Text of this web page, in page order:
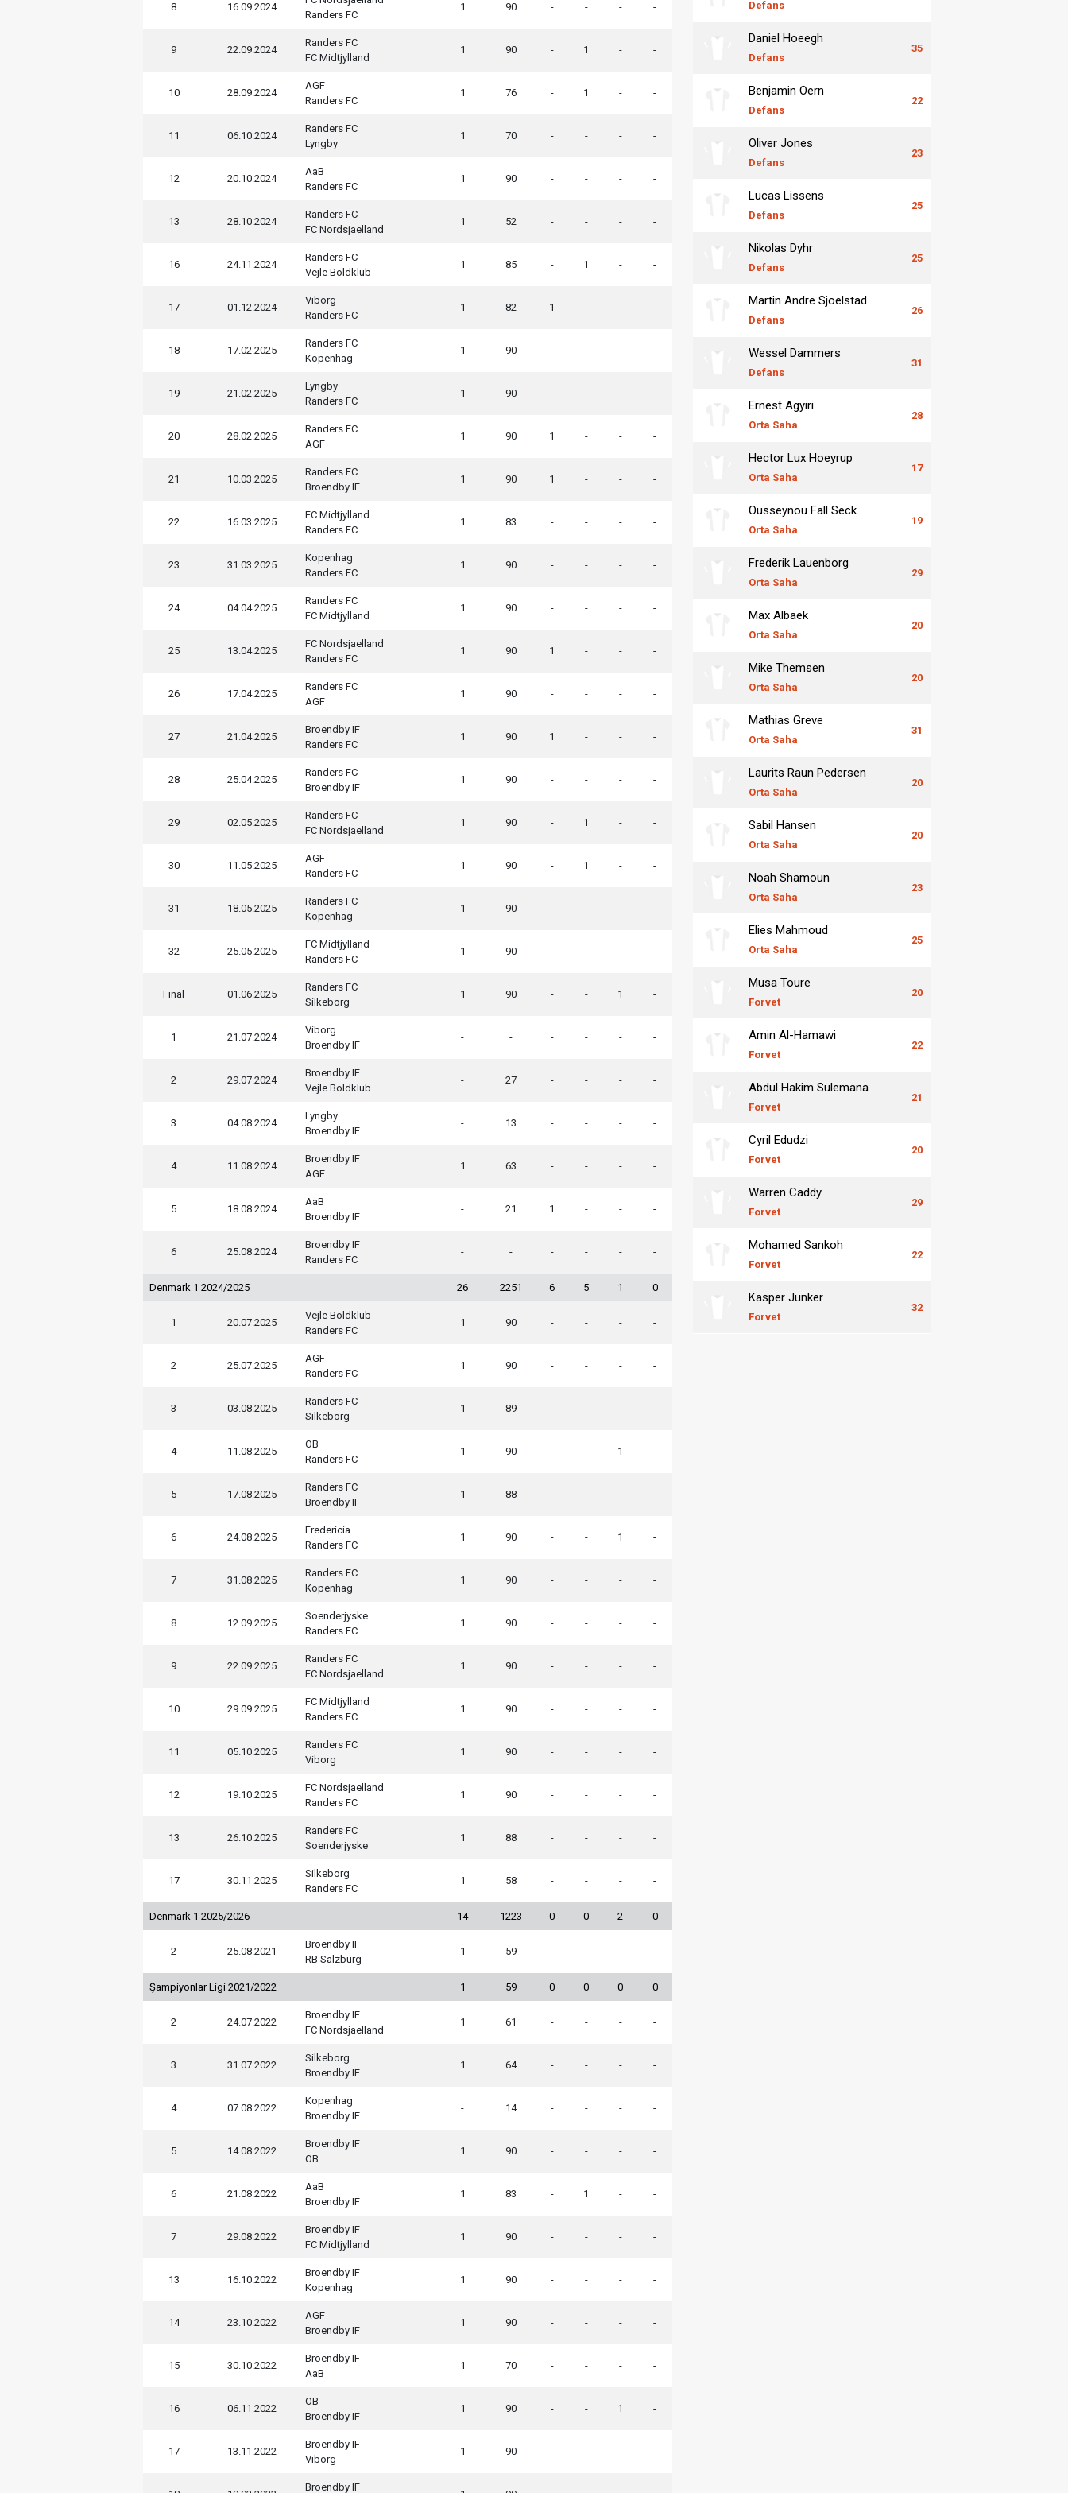
8 16.09.2024
Randers FC
1 90 - - - -
9 22.09.2024
Randers FC
FC Midtjylland
1 90 - 1 - -
10 28.09.2024
AGF
Randers FC
1 76 - 1 - -
11 06.10.2024
Randers FC
Lyngby
1 70 - - - -
12 20.10.2024
AaB
Randers FC
1 90 - - - -
13 28.10.2024
Randers FC
FC Nordsjaelland
1 52 - - - -
16 24.11.2024
Randers FC
Vejle Boldklub
1 85 - 1 - -
17 01.12.2024
Viborg
Randers FC
1 82 1 - - -
18 17.02.2025
Randers FC
Kopenhag
1 90 - - - -
19 21.02.2025
Lyngby
Randers FC
1 90 - - - -
20 28.02.2025
Randers FC
AGF
1 90 1 - - -
21 10.03.2025
Randers FC
Broendby IF
1 90 1 - - -
22 16.03.2025
FC Midtjylland
Randers FC
1 83 - - - -
23 31.03.2025
Kopenhag
Randers FC
1 90 - - - -
24 04.04.2025
Randers FC
FC Midtjylland
1 90 - - - -
25 13.04.2025
FC Nordsjaelland
Randers FC
1 90 1 - - -
26 17.04.2025
Randers FC
AGF
1 90 - - - -
27 21.04.2025
Broendby IF
Randers FC
1 90 1 - - -
28 25.04.2025
Randers FC
Broendby IF
1 90 - - - -
29 02.05.2025
Randers FC
FC Nordsjaelland
1 90 - 1 - -
30 11.05.2025
AGF
Randers FC
1 90 - 1 - -
31 18.05.2025
Randers FC
Kopenhag
1 90 - - - -
32 25.05.2025
FC Midtjylland
Randers FC
1 90 - - - -
Final 01.06.2025
Randers FC
Silkeborg
1 90 - - 1 -
1 21.07.2024
Viborg
Broendby IF
- - - - - -
2 29.07.2024
Broendby IF
Vejle Boldklub
- 27 - - - -
3 04.08.2024
Lyngby
Broendby IF
- 13 - - - -
4 11.08.2024
Broendby IF
AGF
1 63 - - - -
5 18.08.2024
AaB
Broendby IF
- 21 1 - - -
6 25.08.2024
Broendby IF
Randers FC
- - - - - -
Denmark 1 2024/2025 26 2251 6 5 1 0
1 20.07.2025
Vejle Boldklub
Randers FC
1 90 - - - -
2 25.07.2025
AGF
Randers FC
1 90 - - - -
3 03.08.2025
Randers FC
Silkeborg
1 89 - - - -
4 11.08.2025
OB
Randers FC
1 90 - - 1 -
5 17.08.2025
Randers FC
Broendby IF
1 88 - - - -
6 24.08.2025
Fredericia
Randers FC
1 90 - - 1 -
7 31.08.2025
Randers FC
Kopenhag
1 90 - - - -
8 12.09.2025
Soenderjyske
Randers FC
1 90 - - - -
9 22.09.2025
Randers FC
FC Nordsjaelland
1 90 - - - -
10 29.09.2025
FC Midtjylland
Randers FC
1 90 - - - -
11 05.10.2025
Randers FC
Viborg
1 90 - - - -
12 19.10.2025
FC Nordsjaelland
Randers FC
1 90 - - - -
13 26.10.2025
Randers FC
Soenderjyske
1 88 - - - -
17 30.11.2025
Silkeborg
Randers FC
1 58 - - - -
Denmark 1 2025/2026 14 1223 0 0 2 0
2 25.08.2021
Broendby IF
RB Salzburg
1 59 - - - -
Şampiyonlar Ligi 2021/2022 1 59 0 0 0 0
2 24.07.2022
Broendby IF
FC Nordsjaelland
1 61 - - - -
3 31.07.2022
Silkeborg
Broendby IF
1 64 - - - -
4 07.08.2022
Kopenhag
Broendby IF
- 14 - - - -
5 14.08.2022
Broendby IF
OB
1 90 - - - -
6 21.08.2022
AaB
Broendby IF
1 83 - 1 - -
7 29.08.2022
Broendby IF
FC Midtjylland
1 90 - - - -
13 16.10.2022
Broendby IF
Kopenhag
1 90 - - - -
14 23.10.2022
AGF
Broendby IF
1 90 - - - -
15 30.10.2022
Broendby IF
AaB
1 70 - - - -
16 06.11.2022
OB
Broendby IF
1 90 - - 1 -
17 13.11.2022
Broendby IF
Viborg
1 90 - - - -
Broendby IF
Defans
Daniel Hoeegh
Defans
35
Benjamin Oern
Defans
22
Oliver Jones
Defans
23
Lucas Lissens
Defans
25
Nikolas Dyhr
Defans
25
Martin Andre Sjoelstad
Defans
26
Wessel Dammers
Defans
31
Ernest Agyiri
Orta Saha
28
Hector Lux Hoeyrup
Orta Saha
17
Ousseynou Fall Seck
Orta Saha
19
Frederik Lauenborg
Orta Saha
29
Max Albaek
Orta Saha
20
Mike Themsen
Orta Saha
20
Mathias Greve
Orta Saha
31
Laurits Raun Pedersen
Orta Saha
20
Sabil Hansen
Orta Saha
20
Noah Shamoun
Orta Saha
23
Elies Mahmoud
Orta Saha
25
Musa Toure
Forvet
20
Amin Al-Hamawi
Forvet
22
Abdul Hakim Sulemana
Forvet
21
Cyril Edudzi
Forvet
20
Warren Caddy
Forvet
29
Mohamed Sankoh
Forvet
22
Kasper Junker
Forvet
32